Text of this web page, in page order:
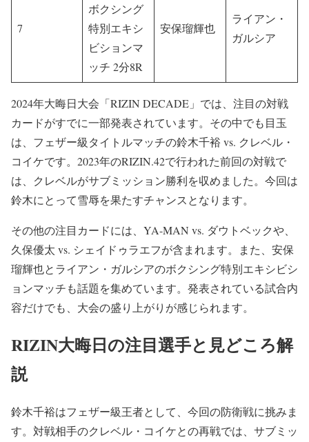
7
ボクシング
特別エキシ
ビションマ
ッチ 2分8R
安保瑠輝也
ライアン・
ガルシア
2024年大晦日大会「RIZIN DECADE」では、注目の対戦
カードがすでに一部発表されています。その中でも目玉
は、フェザー級タイトルマッチの鈴木千裕 vs. クレベル・
コイケです。2023年のRIZIN.42で行われた前回の対戦で
は、クレベルがサブミッション勝利を収めました。今回は
鈴木にとって雪辱を果たすチャンスとなります。
その他の注目カードには、YA-MAN vs. ダウトベックや、
久保優太 vs. シェイドゥラエフが含まれます。また、安保
瑠輝也とライアン・ガルシアのボクシング特別エキシビシ
ョンマッチも話題を集めています。発表されている試合内
容だけでも、大会の盛り上がりが感じられます。
RIZIN大晦日の注目選手と見どころ解
説
鈴木千裕はフェザー級王者として、今回の防衛戦に挑みま
す。対戦相手のクレベル・コイケとの再戦では、サブミッ